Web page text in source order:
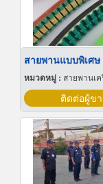
สายพานแบบพิเศษ
หมวดหมู่ : สายพานเ
ติดต่อผู้ข